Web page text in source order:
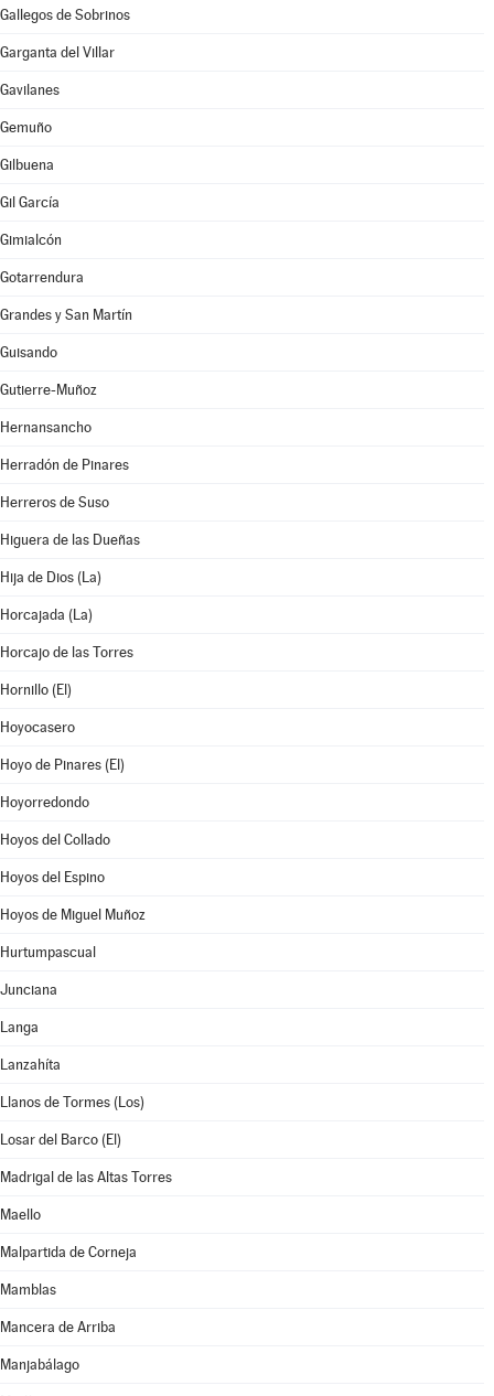
Gallegos de Sobrinos
Garganta del Villar
Gavilanes
Gemuño
Gilbuena
Gil García
Gimialcón
Gotarrendura
Grandes y San Martín
Guisando
Gutierre-Muñoz
Hernansancho
Herradón de Pinares
Herreros de Suso
Higuera de las Dueñas
Hija de Dios (La)
Horcajada (La)
Horcajo de las Torres
Hornillo (El)
Hoyocasero
Hoyo de Pinares (El)
Hoyorredondo
Hoyos del Collado
Hoyos del Espino
Hoyos de Miguel Muñoz
Hurtumpascual
Junciana
Langa
Lanzahíta
Llanos de Tormes (Los)
Losar del Barco (El)
Madrigal de las Altas Torres
Maello
Malpartida de Corneja
Mamblas
Mancera de Arriba
Manjabálago